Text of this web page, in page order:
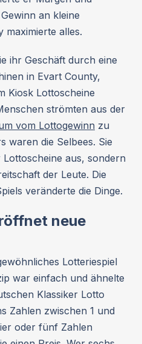
an kleine
maximierte alles.
ihr Geschäft durch eine
in Evart County,
Kiosk Lottoscheine
strömten aus der
vom Lottogewinn zu
waren die Selbees. Sie
aus, sondern
der Leute. Die
veränderte die Dinge.
neue
Lotteriespiel
war einfach und ähnelte
Klassiker Lotto
Zahlen zwischen 1 und
oder fünf Zahlen